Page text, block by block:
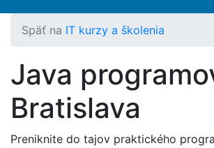
Späť na IT kurzy a školenia
Java
Bratislava
Preniknite do tajov praktického